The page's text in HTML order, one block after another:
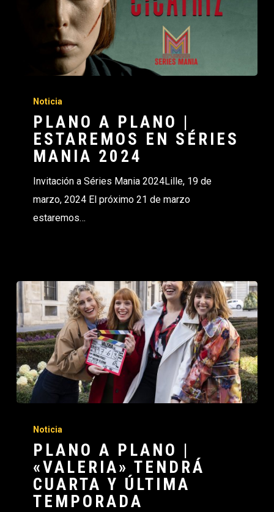
Noticia
PLANO A PLANO |
ESTAREMOS EN SÉRIES
MANIA 2024
Invitación a Séries Mania 2024Lille, 19 de
marzo, 2024 El próximo 21 de marzo
estaremos…
Noticia
PLANO A PLANO |
«VALERIA» TENDRÁ
CUARTA Y ÚLTIMA
TEMPORADA